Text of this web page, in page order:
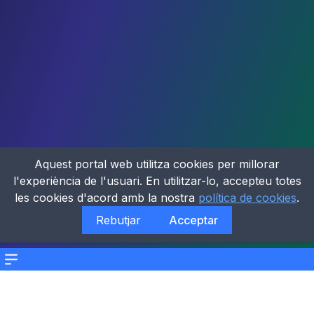
Menu
Aquest portal web utilitza cookies per millorar
l'experiència de l'usuari. En utilitzar-lo, accepteu totes
les cookies d'acord amb la nostra política de cookies.
Rebutjar
Acceptar